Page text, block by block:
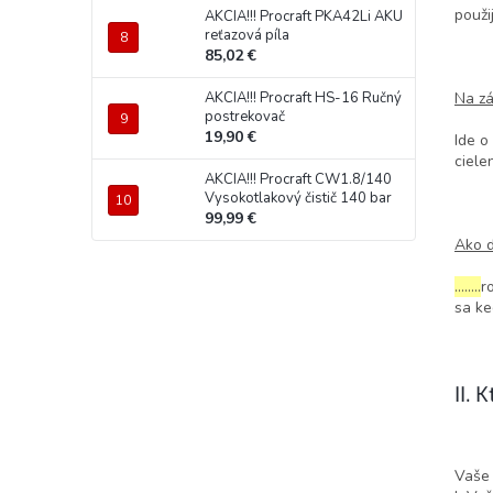
AKCIA!!! Procraft PKA42Li AKU
reťazová píla
85,02 €
AKCIA!!! Procraft HS-16 Ručný
postrekovač
19,90 €
AKCIA!!! Procraft CW1.8/140
Vysokotlakový čistič 140 bar
99,99 €
Na
Ide o
Ako
……..
sa
II.